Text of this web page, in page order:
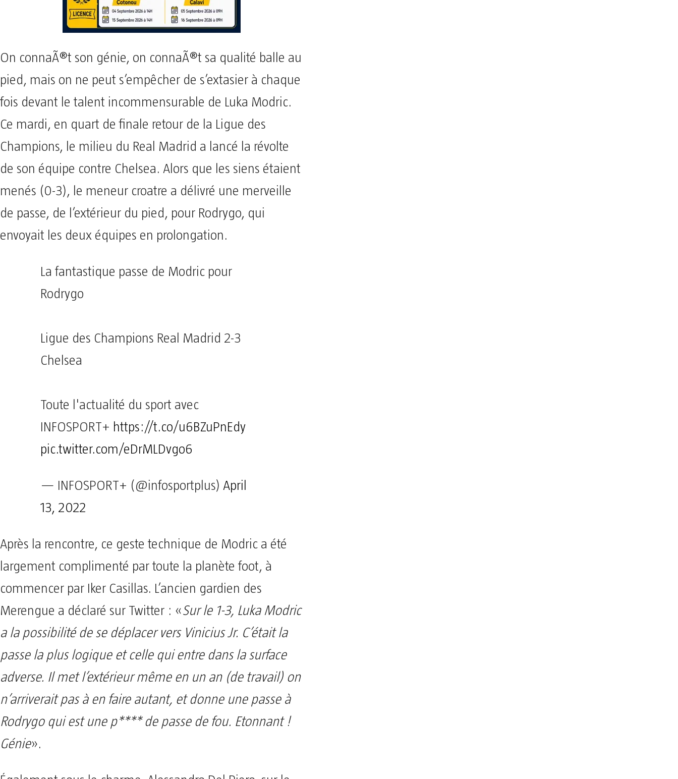
On connaÃ®t son génie, on connaÃ®t sa qualité balle au
pied, mais on ne peut s’empêcher de s’extasier à chaque
fois devant le talent incommensurable de Luka Modric.
Ce mardi, en quart de finale retour de la Ligue des
Champions, le milieu du Real Madrid a lancé la révolte
de son équipe contre Chelsea. Alors que les siens étaient
menés (0-3), le meneur croatre a délivré une merveille
de passe, de l’extérieur du pied, pour Rodrygo, qui
envoyait les deux équipes en prolongation.
La fantastique passe de Modric pour
Rodrygo
Ligue des Champions Real Madrid 2-3
Chelsea
Toute l'actualité du sport avec
INFOSPORT+ https://t.co/u6BZuPnEdy
pic.twitter.com/eDrMLDvgo6
— INFOSPORT+ (@infosportplus) April
13, 2022
Après la rencontre, ce geste technique de Modric a été
largement complimenté par toute la planète foot, à
commencer par Iker Casillas. L’ancien gardien des
Merengue a déclaré sur Twitter : «Sur le 1-3, Luka Modric
a la possibilité de se déplacer vers Vinicius Jr. C’était la
passe la plus logique et celle qui entre dans la surface
adverse. Il met l’extérieur même en un an (de travail) on
n’arriverait pas à en faire autant, et donne une passe à
Rodrygo qui est une p**** de passe de fou. Etonnant !
Génie».